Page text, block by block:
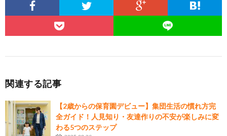
関連する記事
【2歳からの保育園デビュー】集団生活の慣れ方完
全ガイド！人見知り・友達作りの不安が楽しみに変
わる5つのステップ